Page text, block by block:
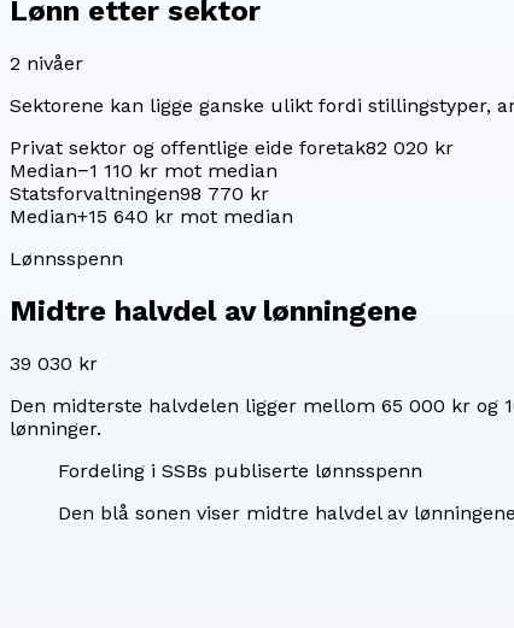
Lønn etter sektor
2 nivåer
Sektorene kan ligge ganske ulikt fordi stillingstyper,
Privat sektor og offentlige eide foretak82 020 kr
Median−1 110 kr mot median
Statsforvaltningen98 770 kr
Median+15 640 kr mot median
Lønnsspenn
Midtre halvdel av lønningene
39 030 kr
Den midterste halvdelen ligger mellom 65 000 kr og
lønninger.
Fordeling i SSBs publiserte lønnsspenn
Den blå sonen viser midtre halvdel av